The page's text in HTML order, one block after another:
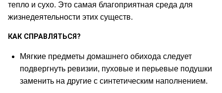
тепло и сухо. Это самая благоприятная среда для
жизнедеятельности этих существ.
КАК СПРАВЛЯТЬСЯ?
Мягкие предметы домашнего обихода следует
подвергнуть ревизии, пуховые и перьевые подушки
заменить на другие с синтетическим наполнением.